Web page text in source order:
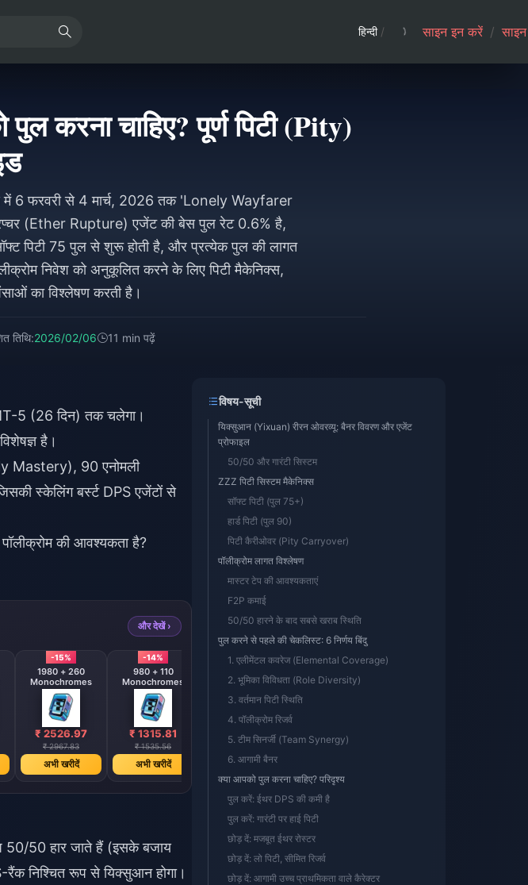
हिन्दी / साइन इन करें /
करना चाहिए? पूर्ण पिटी (Pity)
6 फरवरी से 4 मार्च, 2026 तक 'Lonely Wayfarer
(Ether Rupture) एजेंट की बेस पुल रेट 0.6% है,
पिटी 75 पुल से शुरू होती है, और प्रत्येक पुल की लागत
निवेश को अनुकूलित करने के लिए पिटी मैकेनिक्स,
का विश्लेषण करती है।
तिथि:2026/02/06 11 min पढ़ें
5 (26 दिन) तक चलेगा।
है।
Mastery), 90 एनोमली
स्केलिंग बर्स्ट DPS एजेंटों से
की आवश्यकता है?
और देखें ›
-15%
1980 + 260
Monochromes
₹ 2526.97
₹ 2967.83
अभी खरीदें
-14%
980 + 110
Monochromes
₹ 1315.81
₹ 1535.56
अभी खरीदें
-14%
Monochromes
₹ 424.39
₹ 494.93
अभी खरीदें
-15%
₹ 98.83
₹ 115.69
50/50 हार जाते हैं (इसके बजाय
रैंक निश्चित रूप से यिक्सुआन होगा।
विषय-सूची
यिक्सुआन (Yixuan) रीरन ओवरव्यू: बैनर विवरण और एजेंट
प्रोफाइल
50/50 और गारंटी सिस्टम
ZZZ पिटी सिस्टम मैकेनिक्स
सॉफ्ट पिटी (पुल 75+)
हार्ड पिटी (पुल 90)
पिटी कैरीओवर (Pity Carryover)
पॉलीक्रोम लागत विश्लेषण
मास्टर टेप की आवश्यकताएं
F2P कमाई
50/50 हारने के बाद सबसे खराब स्थिति
पुल करने से पहले की चेकलिस्ट: 6 निर्णय बिंदु
1. एलीमेंटल कवरेज (Elemental Coverage)
2. भूमिका विविधता (Role Diversity)
3. वर्तमान पिटी स्थिति
4. पॉलीक्रोम रिजर्व
5. टीम सिनर्जी (Team Synergy)
6. आगामी बैनर
क्या आपको पुल करना चाहिए? परिदृश्य
पुल करें: ईथर DPS की कमी है
पुल करें: गारंटी पर हाई पिटी
छोड़ दें: मजबूत ईथर रोस्टर
छोड़ दें: लो पिटी, सीमित रिजर्व
छोड़ दें: आगामी उच्च प्राथमिकता वाले कैरेक्टर